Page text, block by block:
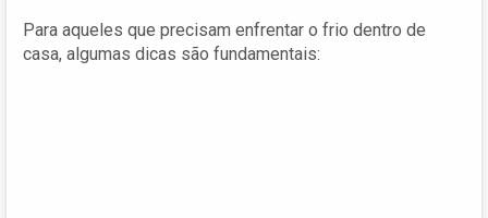
Para aqueles que precisam enfrentar o frio dentro de
casa, algumas dicas são fundamentais: